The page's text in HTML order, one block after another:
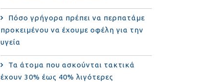
Πόσο γρήγορα πρέπει να περπατάμε
προκειμένου να έχουμε οφέλη για την
υγεία
Τα άτομα που ασκούνται τακτικά
έχουν 30% έως 40% λιγότερες